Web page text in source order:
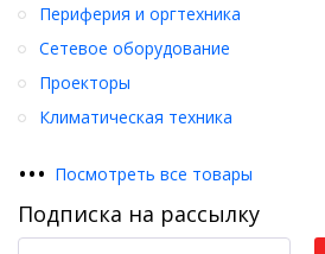
Периферия и оргтехника
Сетевое оборудование
Проекторы
Климатическая техника
••• Посмотреть все товары
Подписка на рассылку